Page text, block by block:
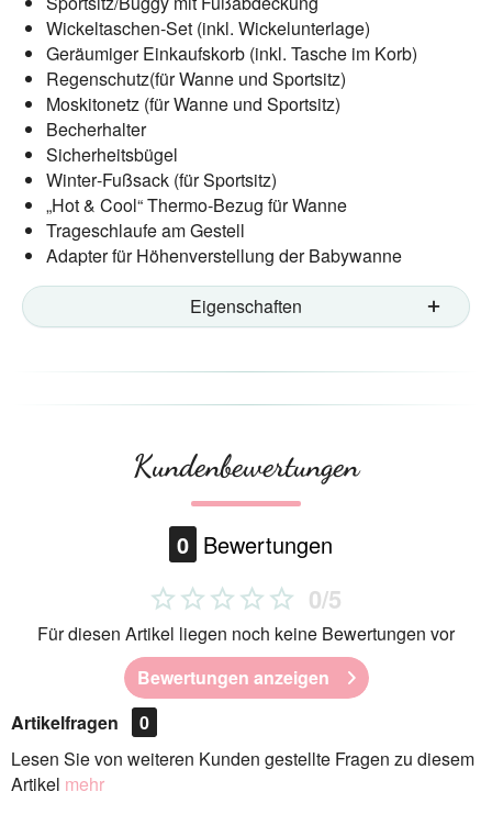
Wickeltaschen‑Set (inkl. Wickelunterlage)
Geräumiger Einkaufskorb (inkl. Tasche im Korb)
Regenschutz(für Wanne und Sportsitz)
Moskitonetz (für Wanne und Sportsitz)
Becherhalter
Sicherheitsbügel
Winter‑Fußsack (für Sportsitz)
„Hot & Cool“ Thermo‑Bezug für Wanne
Trageschlaufe am Gestell
Adapter für Höhenverstellung der Babywanne
Eigenschaften
Kundenbewertungen
0 Bewertungen
0/5
Für diesen Artikel liegen noch keine Bewertungen vor
Bewertungen anzeigen
Artikelfragen
0
Lesen Sie von weiteren Kunden gestellte Fragen zu diesem
Artikel mehr